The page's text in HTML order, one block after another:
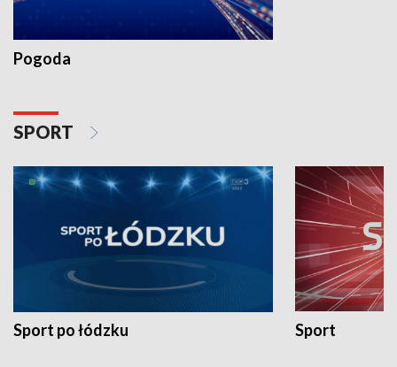
Pogoda
SPORT
Sport po łódzku Sport